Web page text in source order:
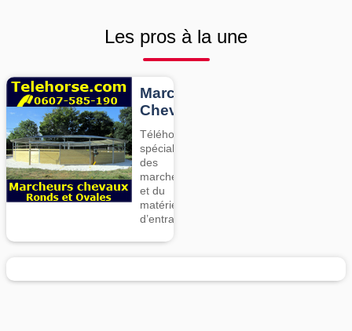
Les pros à la une
Marcheurs
Chevaux
Téléhorse,
spécialiste
des
marcheurs
et du
matériel
d’entrainement